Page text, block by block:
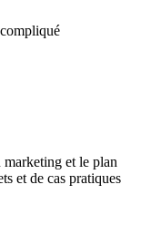
marketing et le plan
et de cas pratiques